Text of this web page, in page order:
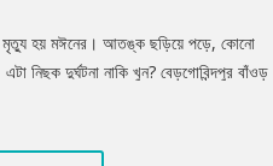
মৃত্যু হয় মঈনের। আতঙ্ক ছড়িয়ে পড়ে, কোনো
নিছক দুর্ঘটনা নাকি খুন? বেড়গোবিন্দপুর বাঁওড়
চলে। মাঝপথে মুখোমুখি হয় এক ছায়ামূর্তির!